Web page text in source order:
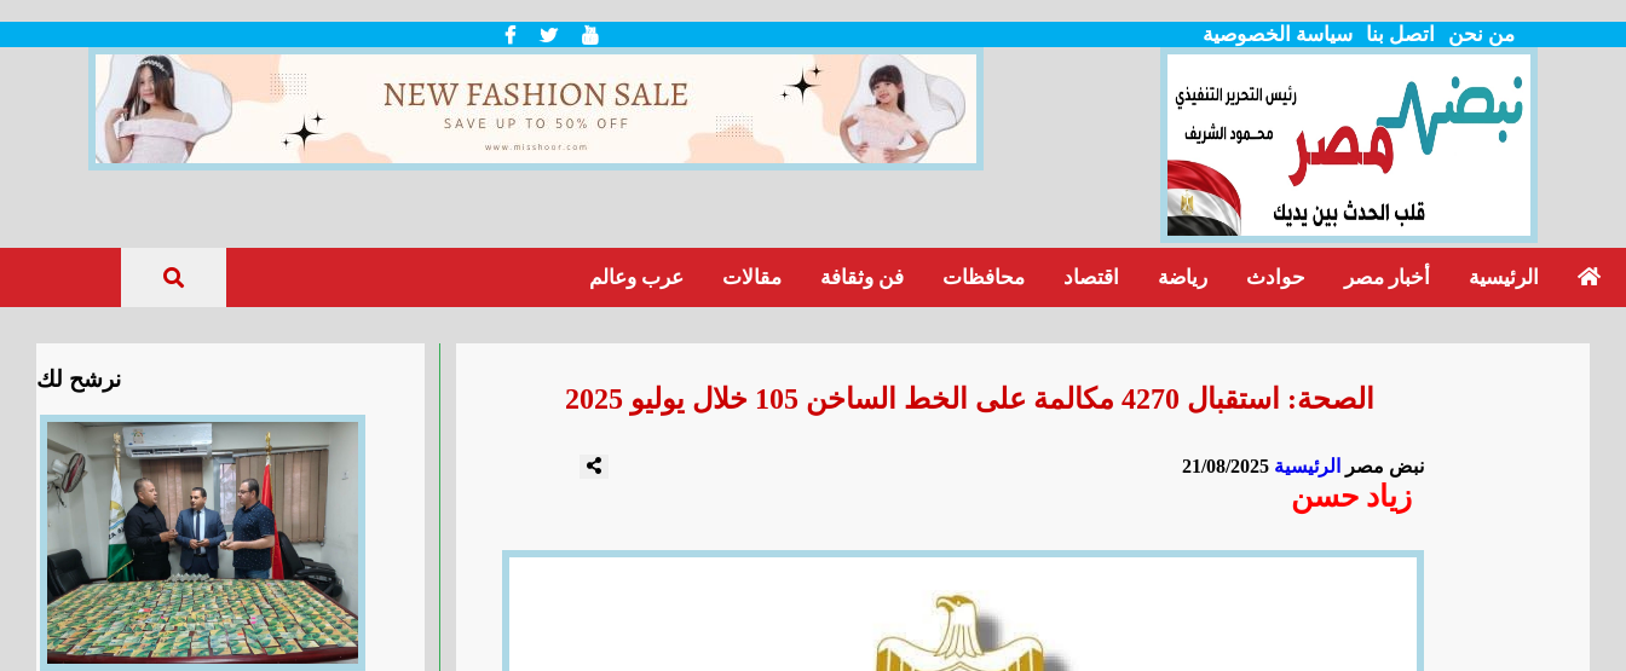
من نحن اتصل بنا سياسة الخصوصية
عرب وعالم مقالات فن وثقافة محافظات اقتصاد رياضة حوادث أخبار مصر الرئيسية
الصحة: استقبال 4270 مكالمة على الخط الساخن 105 خلال يوليو 2025
نبض مصر الرئيسية21/08/2025
زياد حسن
نرشح لك